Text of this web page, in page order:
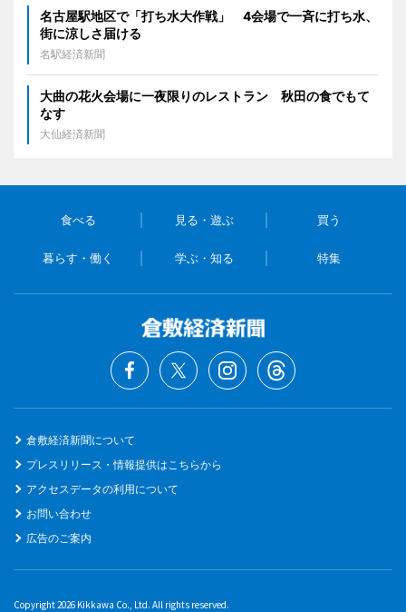
名古屋駅地区で「打ち水大作戦」 4会場で一斉に打ち水、
街に涼しさ届ける
名駅経済新聞
大曲の花火会場に一夜限りのレストラン 秋田の食でもて
なす
大仙経済新聞
食べる 見る・遊ぶ 買う
暮らす・働く 学ぶ・知る 特集
倉敷経済新聞について
プレスリリース・情報提供はこちらから
アクセスデータの利用について
お問い合わせ
広告のご案内
Copyright 2026 Kikkawa Co., Ltd. All rights reserved.